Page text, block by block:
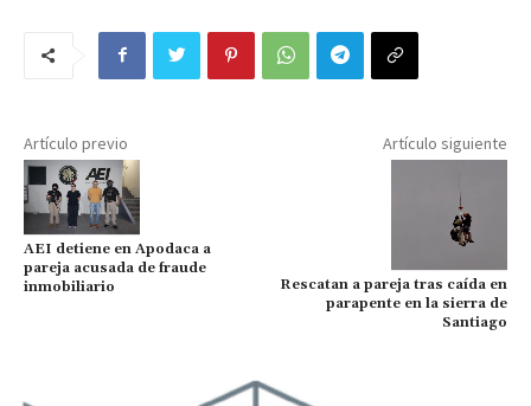
Artículo previo
AEI detiene en Apodaca a
pareja acusada de fraude
inmobiliario
Artículo siguiente
Rescatan a pareja tras caída en
parapente en la sierra de
Santiago